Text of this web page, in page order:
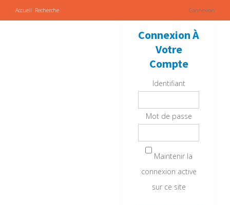
Accueil Recherche Connexion
Connexion À
Votre
Compte
Identifiant
Mot de passe
Maintenir la
connexion active
sur ce site